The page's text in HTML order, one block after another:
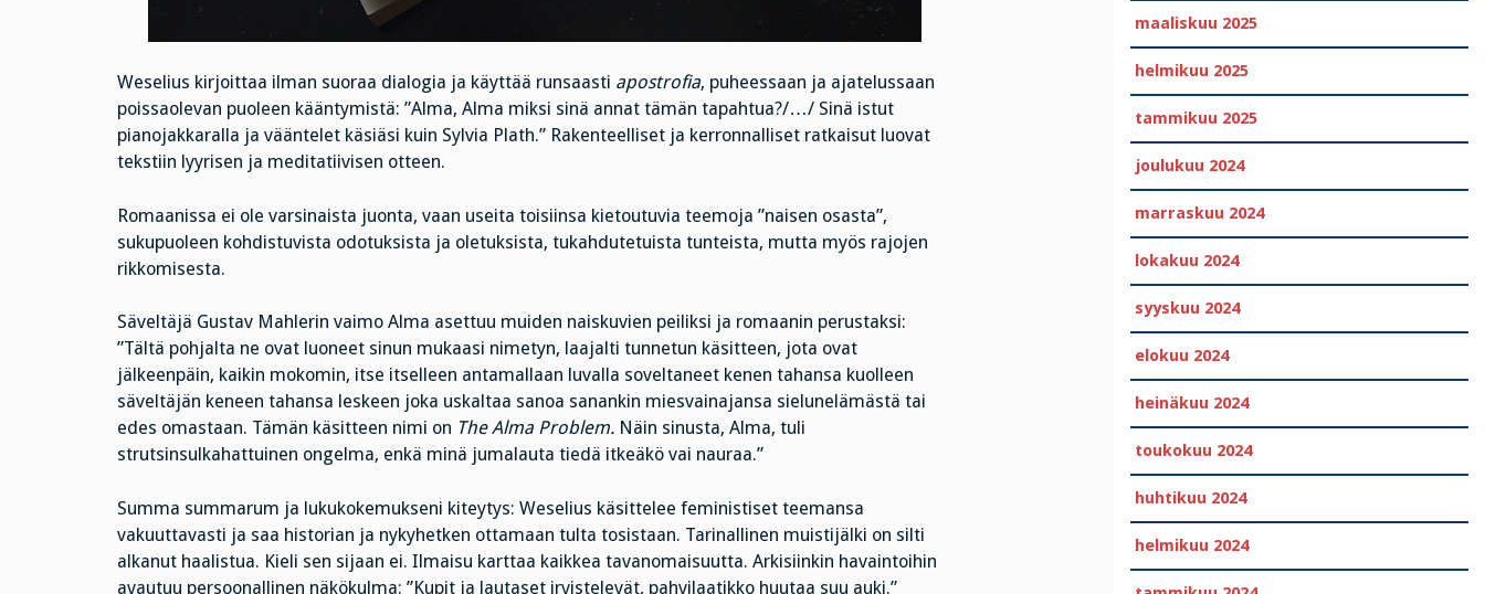
Weselius kirjoittaa ilman suoraa dialogia ja käyttää runsaasti apostrofia, puheessaan ja ajatelussaan
poissaolevan puoleen kääntymistä: ”Alma, Alma miksi sinä annat tämän tapahtua?/…/ Sinä istut
pianojakkaralla ja vääntelet käsiäsi kuin Sylvia Plath.” Rakenteelliset ja kerronnalliset ratkaisut luovat
tekstiin lyyrisen ja meditatiivisen otteen.
Romaanissa ei ole varsinaista juonta, vaan useita toisiinsa kietoutuvia teemoja ”naisen osasta”,
sukupuoleen kohdistuvista odotuksista ja oletuksista, tukahdutetuista tunteista, mutta myös rajojen
rikkomisesta.
Säveltäjä Gustav Mahlerin vaimo Alma asettuu muiden naiskuvien peiliksi ja romaanin perustaksi:
”Tältä pohjalta ne ovat luoneet sinun mukaasi nimetyn, laajalti tunnetun käsitteen, jota ovat
jälkeenpäin, kaikin mokomin, itse itselleen antamallaan luvalla soveltaneet kenen tahansa kuolleen
säveltäjän keneen tahansa leskeen joka uskaltaa sanoa sanankin miesvainajansa sielunelämästä tai
edes omastaan. Tämän käsitteen nimi on The Alma Problem.Näin sinusta, Alma, tuli
strutsinsulkahattuinen ongelma, enkä minä jumalauta tiedä itkeäkö vai nauraa.”
Summa summarum ja lukukokemukseni kiteytys: Weselius käsittelee feministiset teemansa
vakuuttavasti ja saa historian ja nykyhetken ottamaan tulta tosistaan. Tarinallinen muistijälki on silti
alkanut haalistua. Kieli sen sijaan ei. Ilmaisu karttaa kaikkea tavanomaisuutta. Arkisiinkin havaintoihin
avautuu persoonallinen näkökulma: ”Kupit ja lautaset irvistelevät, pahvilaatikko huutaa suu auki.”
maaliskuu 2025
helmikuu 2025
tammikuu 2025
joulukuu 2024
marraskuu 2024
lokakuu 2024
syyskuu 2024
elokuu 2024
heinäkuu 2024
toukokuu 2024
huhtikuu 2024
helmikuu 2024